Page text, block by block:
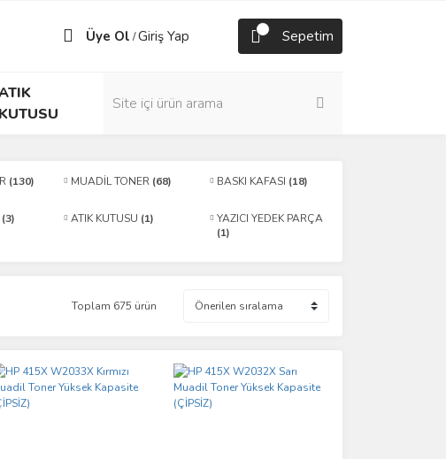
Üye Ol /Giriş Yap Sepetim
KUTUSU
(130) MUADİL TONER (68) BASKI KAFASI (18)
(3) ATIK KUTUSU (1)
YAZICI YEDEK PARÇA
(1)
Toplam 675 ürün